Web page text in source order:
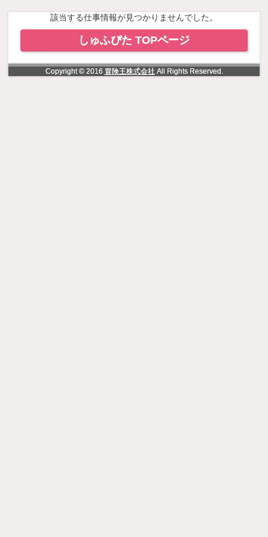
該当する仕事情報が見つかりませんでした。
しゅふぴた TOPページ
Copyright © 2016 冒険王株式会社All Rights Reserved.